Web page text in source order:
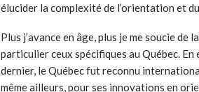
élucider la complexité de l’orientation et
Plus j’avance en âge, plus je me soucie
particulier ceux spécifiques au Québec.
dernier, le Québec fut reconnu
même ailleurs, pour ses innovations en